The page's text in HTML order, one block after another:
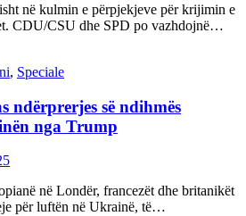
në kulmin e përpjekjeve për krijimin e
CDU/CSU dhe SPD po vazhdojnë…
, Speciale
ndërprerjes së ndihmës
nga Trump
në Londër, francezët dhe britanikët
për luftën në Ukrainë, të…